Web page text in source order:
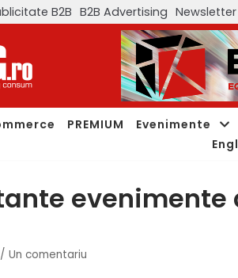
B2B B2B Advertising Newsletter
PREMIUM Evenimente
evenimente
Un comentariu